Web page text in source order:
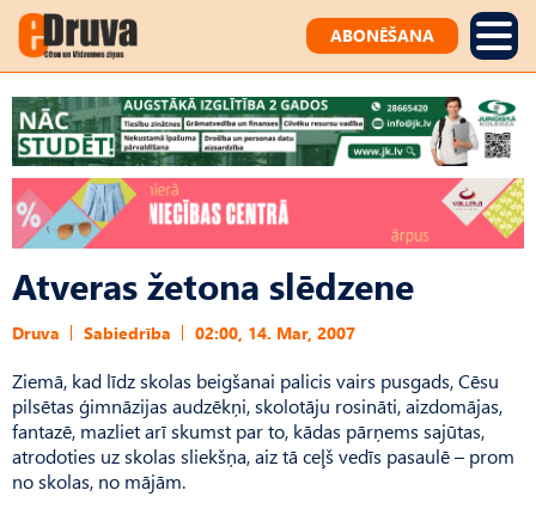
ABONĒŠANA
Atveras žetona slēdzene
Druva Sabiedrība 02:00, 14. Mar, 2007
Ziemā, kad līdz skolas beigšanai palicis vairs pusgads, Cēsu
pilsētas ģimnāzijas audzēkņi, skolotāju rosināti, aizdomājas,
fantazē, mazliet arī skumst par to, kādas pārņems sajūtas,
atrodoties uz skolas sliekšņa, aiz tā ceļš vedīs pasaulē – prom
no skolas, no mājām.